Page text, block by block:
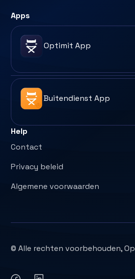
Apps
Optimit App
Buitendienst App
Help
Contact
Privacy beleid
Algemene voorwaarden
© Alle rechten voorbehouden,